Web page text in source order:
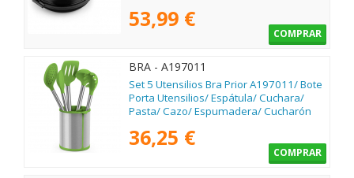
53,99 €
COMPRAR
BRA - A197011
Set 5 Utensilios Bra Prior A197011/ Bote
Porta Utensilios/ Espátula/ Cuchara/
Pasta/ Cazo/ Espumadera/ Cucharón
36,25 €
COMPRAR